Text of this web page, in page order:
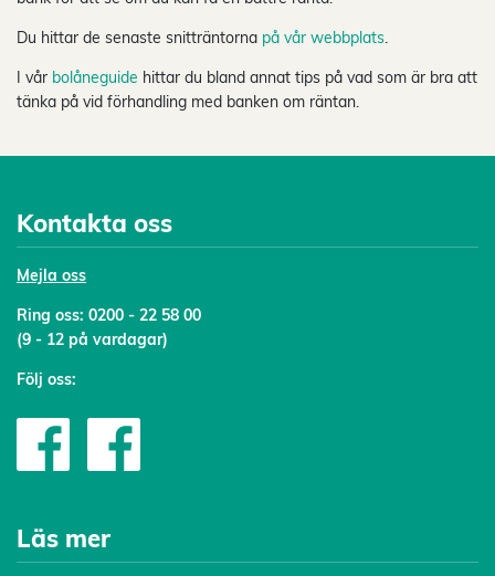
Du hittar de senaste snitträntorna på vår webbplats.
I vår bolåneguide hittar du bland annat tips på vad som är bra att
tänka på vid förhandling med banken om räntan.
Kontakta oss
Mejla oss
Ring oss: 0200 - 22 58 00
(9 - 12 på vardagar)
Följ oss:
Läs mer